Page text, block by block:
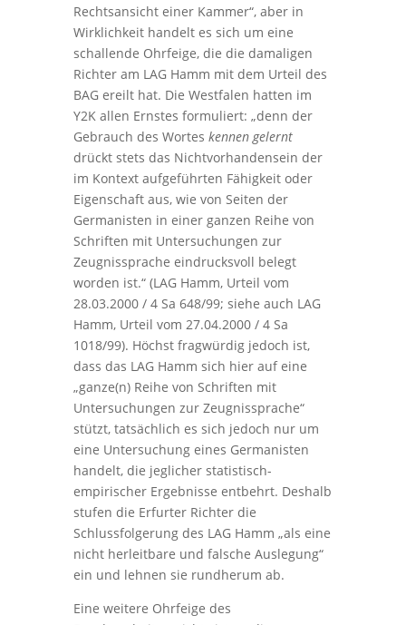
Rechtsansicht einer Kammer“, aber in
Wirklichkeit handelt es sich um eine
schallende Ohrfeige, die die damaligen
Richter am LAG Hamm mit dem Urteil des
BAG ereilt hat. Die Westfalen hatten im
Y2K allen Ernstes formuliert: „denn der
Gebrauch des Wortes kennen gelernt
drückt stets das Nichtvorhandensein der
im Kontext aufgeführten Fähigkeit oder
Eigenschaft aus, wie von Seiten der
Germanisten in einer ganzen Reihe von
Schriften mit Untersuchungen zur
Zeugnissprache eindrucksvoll belegt
worden ist.“ (LAG Hamm, Urteil vom
28.03.2000 / 4 Sa 648/99; siehe auch LAG
Hamm, Urteil vom 27.04.2000 / 4 Sa
1018/99). Höchst fragwürdig jedoch ist,
dass das LAG Hamm sich hier auf eine
„ganze(n) Reihe von Schriften mit
Untersuchungen zur Zeugnissprache“
stützt, tatsächlich es sich jedoch nur um
eine Untersuchung eines Germanisten
handelt, die jeglicher statistisch-
empirischer Ergebnisse entbehrt. Deshalb
stufen die Erfurter Richter die
Schlussfolgerung des LAG Hamm „als eine
nicht herleitbare und falsche Auslegung“
ein und lehnen sie rundherum ab.
Eine weitere Ohrfeige des